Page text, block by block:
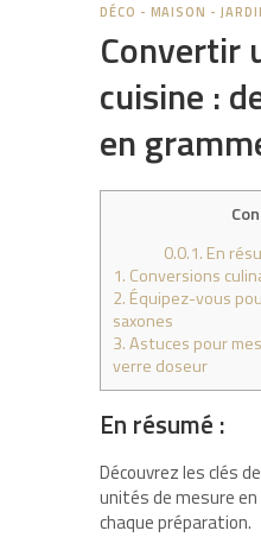
DÉCO - MAISON -
Convertir
cuisine :
en
0.0.1. En
1. Conversions
2. Équipez-vous
saxones
3.Astuces pour
verre doseur
En résumé :
Découvrez les clés
unités de mesure
chaque préparation.